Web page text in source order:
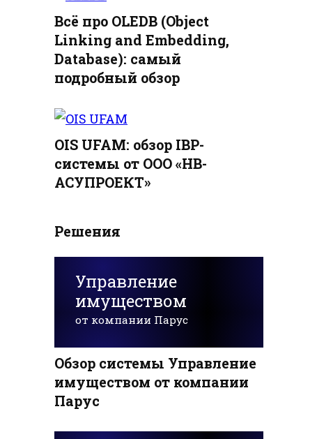
Всё про OLEDB (Object
Linking and Embedding,
Database): самый
подробный обзор
OIS UFAM: обзор IBP-
системы от ООО «НВ-
АСУПРОЕКТ»
Решения
Управление
имуществом
от компании Парус
Обзор системы Управление
имуществом от компании
Парус